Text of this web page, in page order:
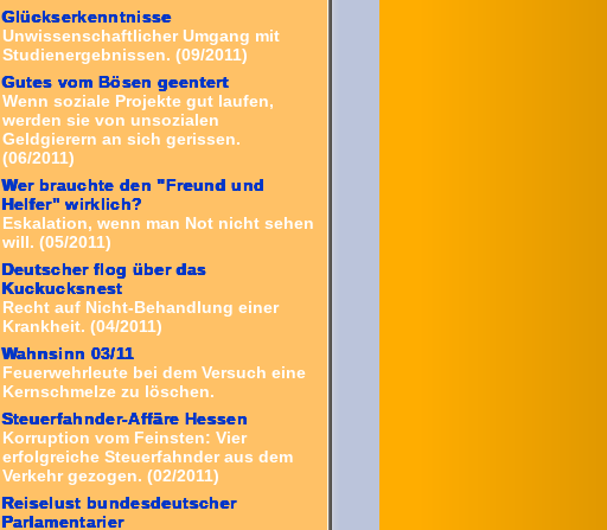
Glückserkenntnisse
Unwissenschaftlicher Umgang mit
Studienergebnissen. (09/2011)
Gutes vom Bösen geentert
Wenn soziale Projekte gut laufen,
werden sie von unsozialen
Geldgierern an sich gerissen.
(06/2011)
Wer brauchte den "Freund und
Helfer" wirklich?
Eskalation, wenn man Not nicht sehen
will. (05/2011)
Deutscher flog über das
Kuckucksnest
Recht auf Nicht-Behandlung einer
Krankheit. (04/2011)
Wahnsinn 03/11
Feuerwehrleute bei dem Versuch eine
Kernschmelzezu löschen.
Steuerfahnder-Affäre Hessen
Korruption vom Feinsten: Vier
erfolgreiche Steuerfahnder aus dem
Verkehr gezogen. (02/2011)
Reiselust bundesdeutscher
Parlamentarier